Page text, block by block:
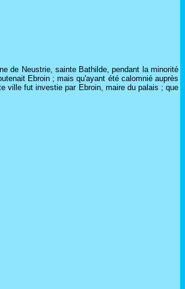
de Neustrie, sainte Bathilde, pendant la minorité
Ebroin ; mais qu'ayant été calomnié auprès
ville fut investie par Ebroin, maire du palais ; que